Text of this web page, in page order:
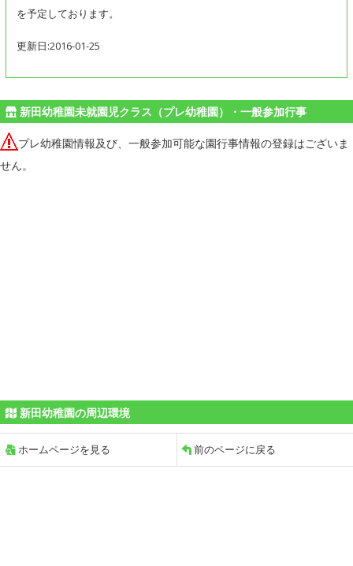
を予定しております。
更新日:2016-01-25
新田幼稚園未就園児クラス（プレ幼稚園）・一般参加行事
プレ幼稚園情報及び、一般参加可能な園行事情報の登録はございま
せん。
新田幼稚園の周辺環境
ホームページを見る 前のページに戻る